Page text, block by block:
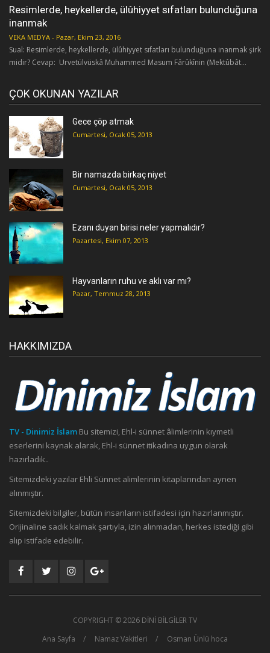
Resimlerde, heykellerde, ülûhiyyet sıfatları bulunduğuna
inanmak
VEKA MEDYA - Pazar, Ekim 23, 2016
Sual: Resimlerde, heykellerde, ülûhiyyet sıfatları bulunduğuna inanmak şirk
midir? Cevap: Urvetülvüskâ Muhammed Masum Fârûkînin (Mektûbât...
ÇOK OKUNAN YAZILAR
Gece çöp atmak
Cumartesi, Ocak 05, 2013
Bir namazda birkaç niyet
Cumartesi, Ocak 05, 2013
Ezanı duyan birisi neler yapmalıdır?
Pazartesi, Ekim 07, 2013
Hayvanların ruhu ve aklı var mı?
Pazar, Temmuz 28, 2013
HAKKIMIZDA
TV - Dinimiz İslam Bu sitemizi, Ehl-i sünnet âlimlerinin kıymetli
eserlerini kaynak alarak, Ehl-i sünnet itikadına uygun olarak
hazırladık..
Sitemizdeki yazılar Ehli Sünnet alimlerinin kitaplarından aynen
alınmıştır.
Sitemizdeki bilgiler, bütün insanların istifadesi için hazırlanmıştır.
Orijinaline sadık kalmak şartıyla, izin alınmadan, herkes istediği gibi
alıp istifade edebilir.
COPYRIGHT ©2026 DİNİ BİLGİLER TV
Ana Sayfa
Namaz Vakitleri Osman Ünlü hoca